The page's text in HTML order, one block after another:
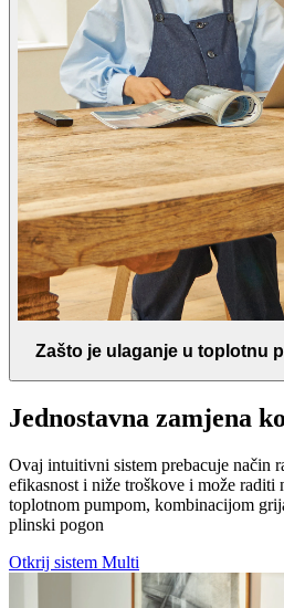
Zašto je ulaganje u toplotnu
Jednostavna zamjena
Ovaj intuitivni sistem prebacuje način
efikasnost i niže troškove i može raditi
toplotnom pumpom, kombinacijom
plinski pogon
Otkrij sistem Multi